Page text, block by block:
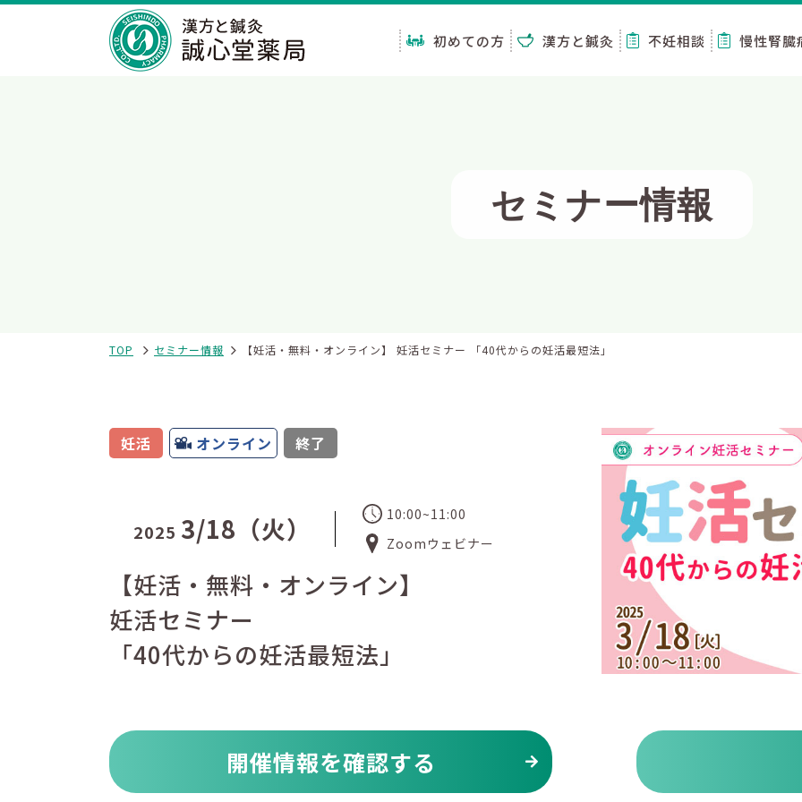
初めての方 漢方と鍼灸 不妊相談 慢性腎臓
セミナー情報
TOP セミナー情報 【妊活・無料・オンライン】 妊活セミナー 「40代からの妊活最短法」
妊活 オンライン 終了
2025 3/18（火）
10:00~11:00
Zoomウェビナー
【妊活・無料・オンライン】
妊活セミナー
「40代からの妊活最短法」
開催情報を確認する